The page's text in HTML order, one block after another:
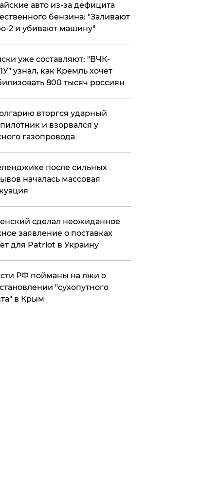
авто из-за дефицита
бензина: "Заливают
2 и убивают машину"
уже составляют: "ВЧК-
узнал, как Кремль хочет
800 тысяч россиян
вторгся ударный
и взорвался у
газопровода
после сильных
началась массовая
сделал неожиданное
заявление о поставках
для Patriot в Украину
РФ пойманы на лжи о
"сухопутного
в Крым